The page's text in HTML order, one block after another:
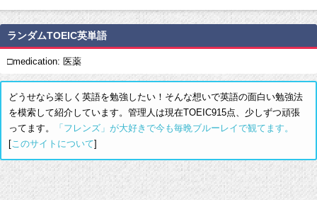
ランダムTOEIC英単語
□medication: 医薬
どうせなら楽しく英語を勉強したい！そんな想いで英語の面白い勉強法
を模索して紹介しています。管理人は現在TOEIC915点、少しずつ頑張
ってます。
「フレンズ」が大好きで今も毎晩ブルーレイで観てます。
[このサイトについて]